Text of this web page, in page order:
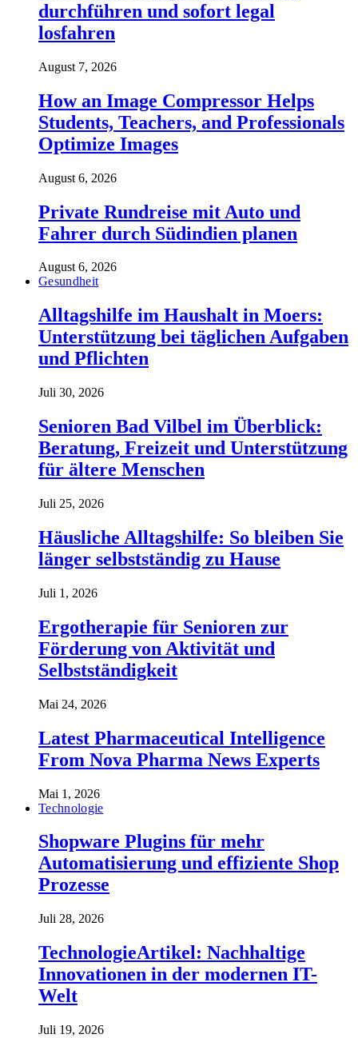
durchführen und sofort legal
losfahren
August 7, 2026
How an Image Compressor Helps
Students, Teachers, and Professionals
Optimize Images
August 6, 2026
Private Rundreise mit Auto und
Fahrer durch Südindien planen
August 6, 2026
Gesundheit
Alltagshilfe im Haushalt in Moers:
Unterstützung bei täglichen Aufgaben
und Pflichten
Juli 30, 2026
Senioren Bad Vilbel im Überblick:
Beratung, Freizeit und Unterstützung
für ältere Menschen
Juli 25, 2026
Häusliche Alltagshilfe: So bleiben Sie
länger selbstständig zu Hause
Juli 1, 2026
Ergotherapie für Senioren zur
Förderung von Aktivität und
Selbstständigkeit
Mai 24, 2026
Latest Pharmaceutical Intelligence
From Nova Pharma News Experts
Mai 1, 2026
Technologie
Shopware Plugins für mehr
Automatisierung und effiziente Shop
Prozesse
Juli 28, 2026
TechnologieArtikel: Nachhaltige
Innovationen in der modernen IT-
Welt
Juli 19, 2026